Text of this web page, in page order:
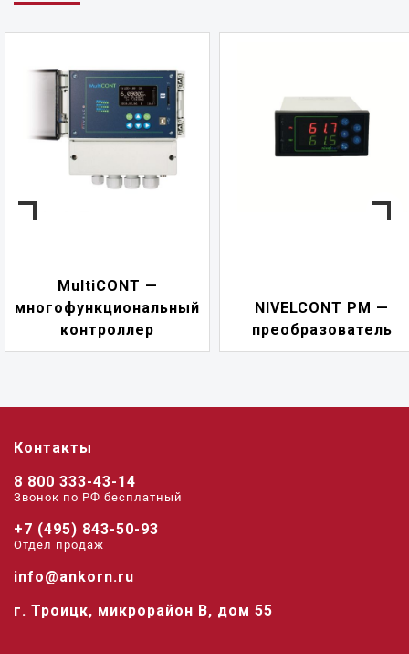
MultiCONT —
многофункциональный
контроллер
NIVELCONT PM —
преобразователь
Контакты
8 800 333-43-14
Звонок по РФ беcплатный
+7 (495) 843-50-93
Отдел продаж
info@ankorn.ru
г. Троицк, микрорайон В, дом 55